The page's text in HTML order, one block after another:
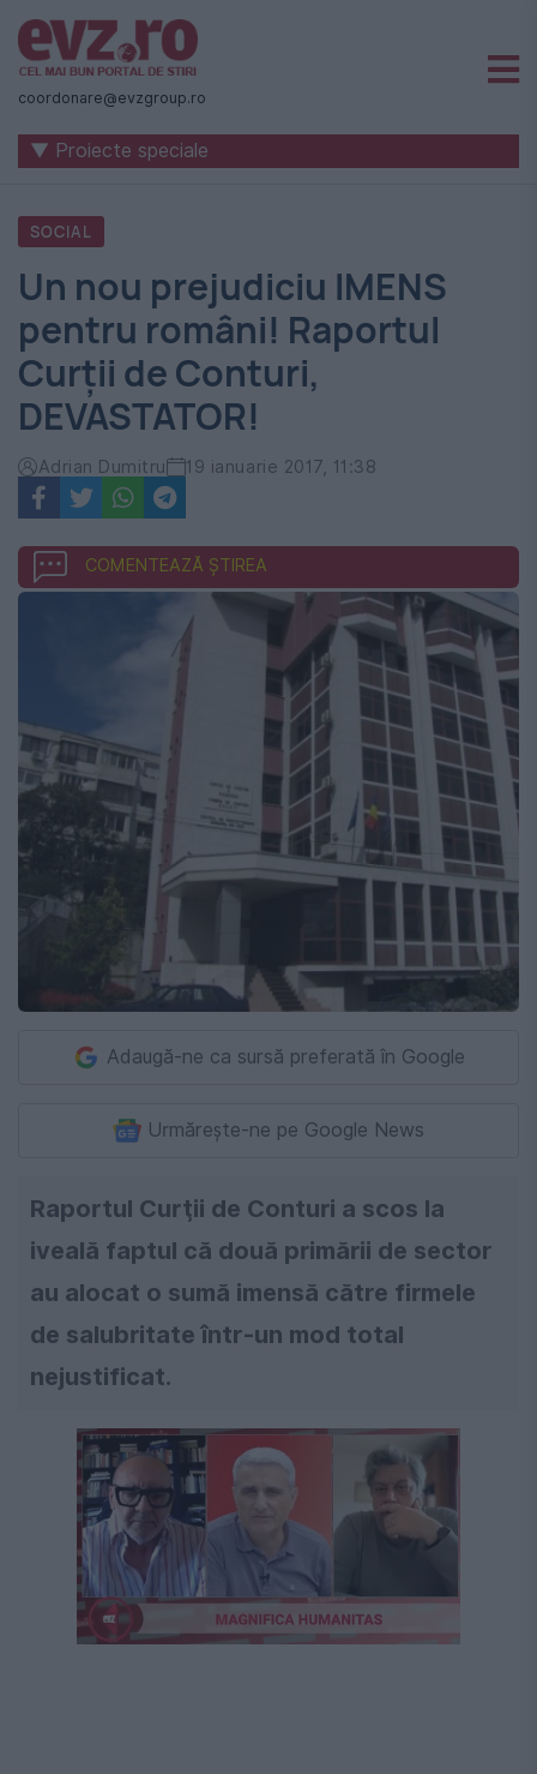
Știri
naționale
internaționale
România
-
Evenimentul
Zilei
coordonare@evzgroup.ro
▼ Proiecte speciale
SOCIAL
Un nou prejudiciu IMENS
pentru români! Raportul
Curţii de Conturi,
DEVASTATOR!
Adrian Dumitru 19 ianuarie 2017, 11:38
COMENTEAZĂ ȘTIREA
Adaugă-ne ca sursă preferată în Google
Urmărește-ne pe Google News
Raportul Curţii de Conturi a scos la
iveală faptul că două primării de sector
au alocat o sumă imensă către firmele
de salubritate într-un mod total
nejustificat.
Următorul videoclip în 4 Anulează